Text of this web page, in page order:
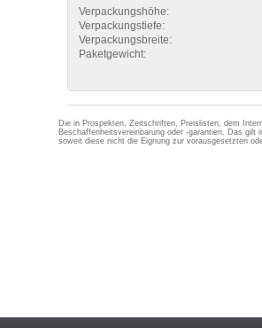
Verpackungshöhe:
Verpackungstiefe:
Verpackungsbreite:
Paketgewicht:
Die in Prospekten, Zeitschriften, Preislisten, dem
Beschaffenheitsvereinbarung oder -garantien. Das
soweit diese nicht die Eignung zur vorausgesetzten